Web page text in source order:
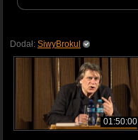
Dodał: SiwyBrokul
01:50:00